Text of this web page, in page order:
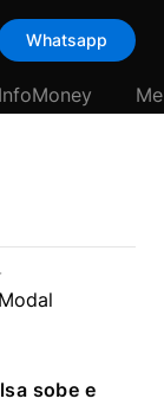
Whatsapp
sobe e